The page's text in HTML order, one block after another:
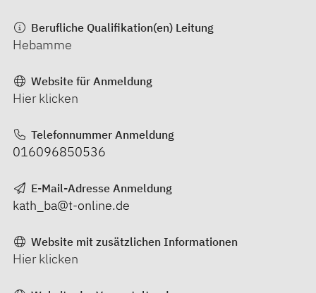
Berufliche Qualifikation(en) Leitung
Hebamme
Website für Anmeldung
Hier klicken
Telefonnummer Anmeldung
016096850536
E-Mail-Adresse Anmeldung
kath_ba@t-online.de
Website mit zusätzlichen Informationen
Hier klicken